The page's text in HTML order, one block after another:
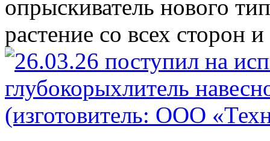
опрыскиватель нового
растение со всех сторон